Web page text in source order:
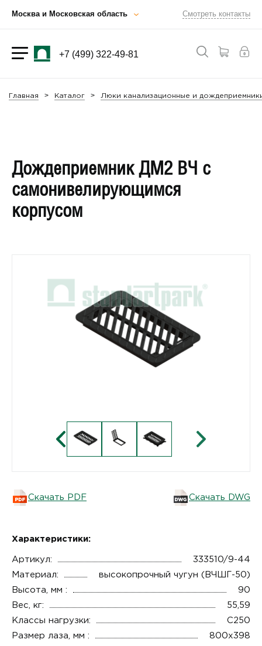
Москва и Московская область Смотреть контакты
+7 (499) 322-49-81
Главная Каталог Люки канализационные и
Дождеприемник ДМ2 ВЧ с
самонивелирующимся
корпусом
Скачать PDF Скачать DWG
Характеристики:
Артикул:
333510/9-44
Материал:
высокопрочный чугун (ВЧШГ-50)
Высота, мм :
90
Вес, кг:
55,59
Классы нагрузки:
C250
Размер лаза, мм :
800x398